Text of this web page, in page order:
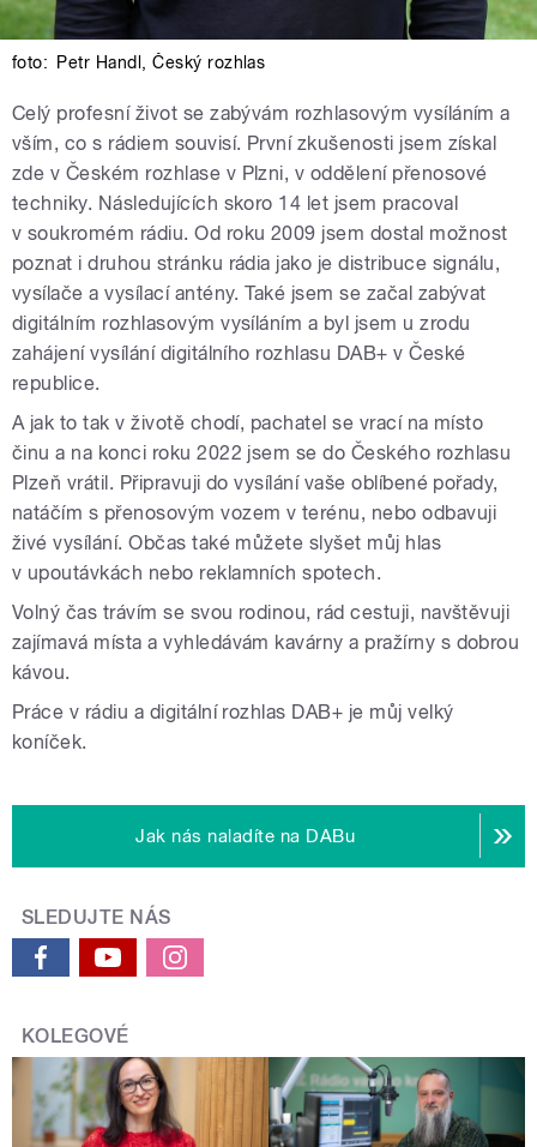
foto: Petr Handl,Český rozhlas
Celý profesní život se zabývám rozhlasovým vysíláním a
vším, co s rádiem souvisí. První zkušenosti jsem získal
zde v Českém rozhlase v Plzni, v oddělení přenosové
techniky. Následujících skoro 14 let jsem pracoval
v soukromém rádiu. Od roku 2009 jsem dostal možnost
poznat i druhou stránku rádia jako je distribuce signálu,
vysílače a vysílací antény. Také jsem se začal zabývat
digitálním rozhlasovým vysíláním a byl jsem u zrodu
zahájení vysílání digitálního rozhlasu DAB+ v České
republice.
A jak to tak v životě chodí, pachatel se vrací na místo
činu a na konci roku 2022 jsem se do Českého rozhlasu
Plzeň vrátil. Připravuji do vysílání vaše oblíbené pořady,
natáčím s přenosovým vozem v terénu, nebo odbavuji
živé vysílání. Občas také můžete slyšet můj hlas
v upoutávkách nebo reklamních spotech.
Volný čas trávím se svou rodinou, rád cestuji, navštěvuji
zajímavá místa a vyhledávám kavárny a pražírny s dobrou
kávou.
Práce v rádiu a digitální rozhlas DAB+ je můj velký
koníček.
Jak nás naladíte na DABu
SLEDUJTE NÁS
KOLEGOVÉ